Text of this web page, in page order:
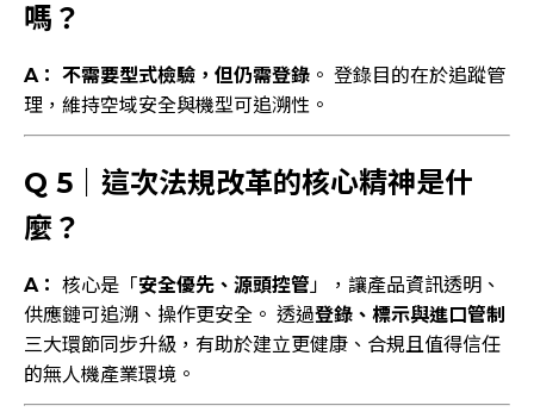
嗎？
A： 不需要型式檢驗，但仍需登錄 。 登錄目的在於追蹤管
理，維持空域安全與機型可追溯性。
Q 5｜這次法規改革的核心精神是什
麼？
A： 核心是「安全優先、源頭控管」，讓產品資訊透明、
供應鏈可追溯、操作更安全。 透過登錄、標示與進口管制
三大環節同步升級，有助於建立更健康、合規且值得信任
的無人機產業環境。